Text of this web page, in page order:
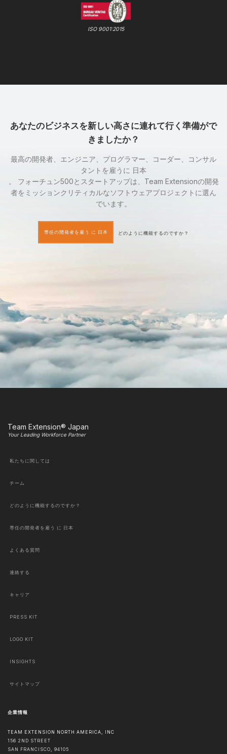
ISO 9001:2015
あなたのビジネスを新しい高さに連れて行く準備がで
きましたか？
最高の開発者、エンジニア、プログラマー、コーダー、コンサル
タントを雇うに 日本
。 フォーチュン500とスタートアップは、Team Extensionの開発
者をミッションクリティカルなソフトウェアプロジェクトに選ん
でいます。
専任の開発者を雇う に 日本 どのように機能するのですか？
Team Extension® Japan
Your Leading Workforce Partner
私たちに関しては
チーム
どのように機能するのですか？
専任の開発者を雇う に 日本
よくある質問
連絡する
キャリア
PRESS KIT
LOGO KIT
INSIGHTS
サイトマップ
企業情報
TEAM EXTENSION NORTH AMERICA, INC
156 2ND STREET
SAN FRANCISCO, 94105